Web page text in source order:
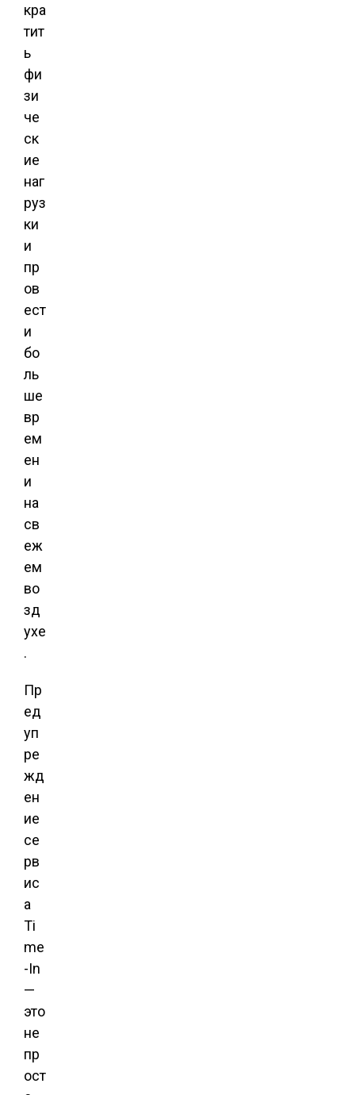
кра
тит
ь
фи
зи
че
ск
ие
наг
руз
ки
и
пр
ов
ест
и
бо
ль
ше
вр
ем
ен
и
на
св
еж
ем
во
зд
ухе
.
Пр
ед
уп
ре
жд
ен
ие
се
рв
ис
а
Ti
me
-In
—
это
не
пр
ост